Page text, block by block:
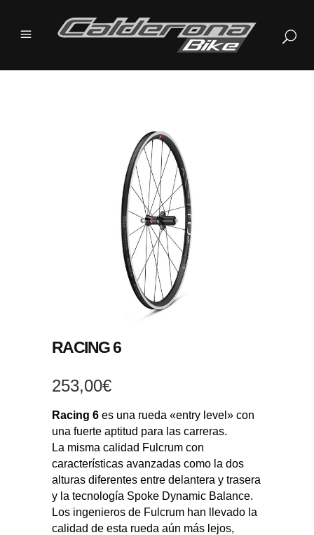
RACING 6
253,00€
Racing 6 es una rueda «entry level» con
una fuerte aptitud para las carreras.
La misma calidad Fulcrum con
características avanzadas como la dos
alturas diferentes entre delantera y trasera
y la tecnología Spoke Dynamic Balance.
Los ingenieros de Fulcrum han llevado la
calidad de esta rueda aún más lejos,